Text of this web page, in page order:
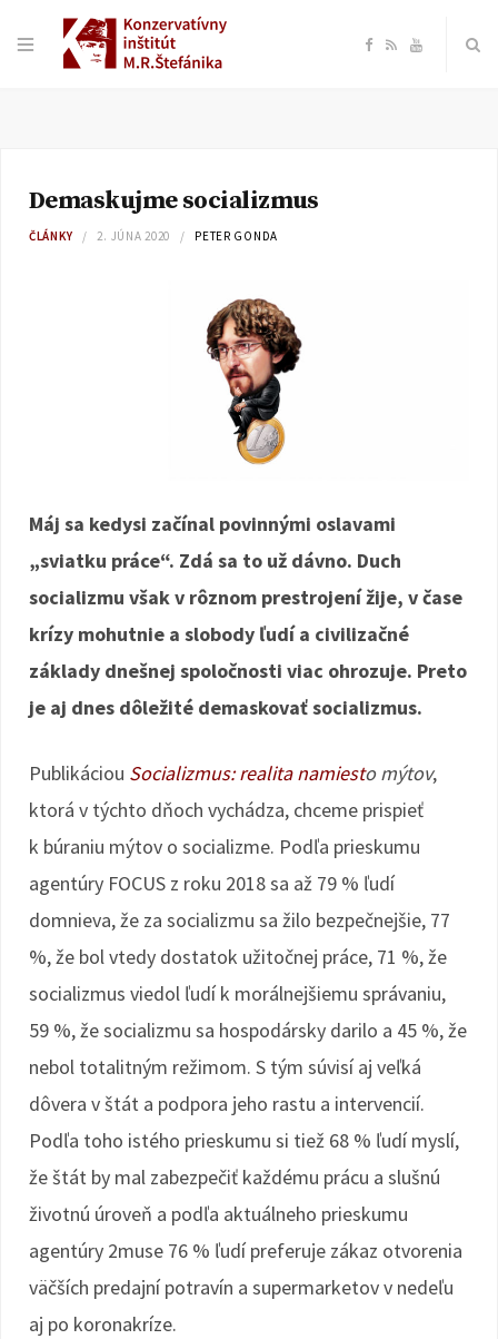
F R Y
Demaskujme socializmus
ČLÁNKY 2. JÚNA 2020 PETER GONDA
Máj sa kedysi začínal povinnými oslavami
„sviatku práce“. Zdá sa to už dávno. Duch
socializmu však v rôznom prestrojení žije, v čase
krízy mohutnie a slobody ľudí a civilizačné
základy dnešnej spoločnosti viac ohrozuje. Preto
je aj dnes dôležité demaskovať socializmus.
Publikáciou Socializmus: realita namiesto mýtov,
ktorá v týchto dňoch vychádza, chceme prispieť
k búraniu mýtov o socializme. Podľa prieskumu
agentúry FOCUS z roku 2018 sa až 79 % ľudí
domnieva, že za socializmu sa žilo bezpečnejšie, 77
%, že bol vtedy dostatok užitočnej práce, 71 %, že
socializmus viedol ľudí k morálnejšiemu správaniu,
59 %, že socializmu sa hospodársky darilo a 45 %, že
nebol totalitným režimom. S tým súvisí aj veľká
dôvera v štát a podpora jeho rastu a intervencií.
Podľa toho istého prieskumu si tiež 68 % ľudí myslí,
že štát by mal zabezpečiť každému prácu a slušnú
životnú úroveň a podľa aktuálneho prieskumu
agentúry 2muse 76 % ľudí preferuje zákaz otvorenia
väčších predajní potravín a supermarketov v nedeľu
aj po koronakríze.